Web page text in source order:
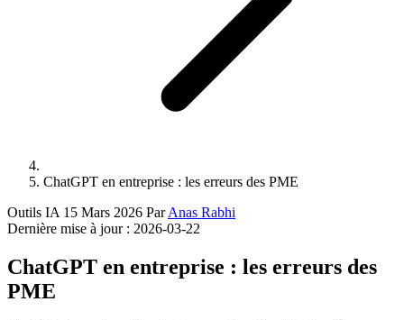
ChatGPT en entreprise : les erreurs des PME
Outils IA 15 Mars 2026 ParAnas Rabhi
Dernière mise à jour : 2026-03-22
ChatGPT en entreprise : les erreurs des
PME